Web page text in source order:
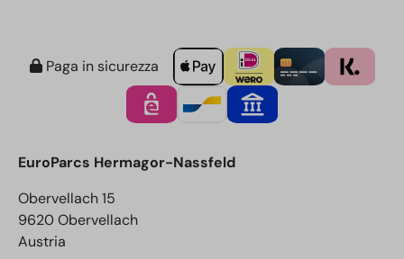
Paga in sicurezza
EuroParcs Hermagor-Nassfeld
Obervellach 15
9620 Obervellach
Austria